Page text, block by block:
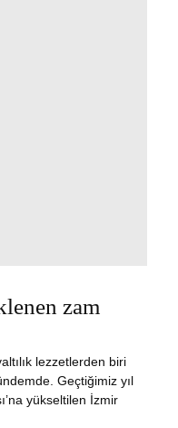
zam
lezzetlerden biri
Geçtiğimiz yıl
yükseltilen İzmir